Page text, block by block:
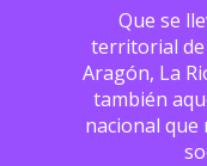
Que se
territorial de
Aragón, La
también
nacional